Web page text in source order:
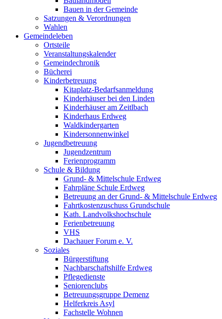
Bauen in der Gemeinde
Satzungen & Verordnungen
Wahlen
Gemeindeleben
Ortsteile
Veranstaltungskalender
Gemeindechronik
Bücherei
Kinderbetreuung
Kitaplatz-Bedarfsanmeldung
Kinderhäuser bei den Linden
Kinderhäuser am Zeitlbach
Kinderhaus Erdweg
Waldkindergarten
Kindersonnenwinkel
Jugendbetreuung
Jugendzentrum
Ferienprogramm
Schule & Bildung
Grund- & Mittelschule Erdweg
Fahrpläne Schule Erdweg
Betreuung an der Grund- & Mittelschule Erdweg
Fahrtkostenzuschuss Grundschule
Kath. Landvolkshochschule
Ferienbetreuung
VHS
Dachauer Forum e. V.
Soziales
Bürgerstiftung
Nachbarschaftshilfe Erdweg
Pflegedienste
Seniorenclubs
Betreuungsgruppe Demenz
Helferkreis Asyl
Fachstelle Wohnen